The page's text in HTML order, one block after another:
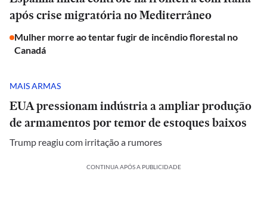
após crise migratória no Mediterrâneo
Mulher morre ao tentar fugir de incêndio florestal no
Canadá
MAIS ARMAS
EUA pressionam indústria a ampliar produção
de armamentos por temor de estoques baixos
Trump reagiu com irritação a rumores
CONTINUA APÓS A PUBLICIDADE